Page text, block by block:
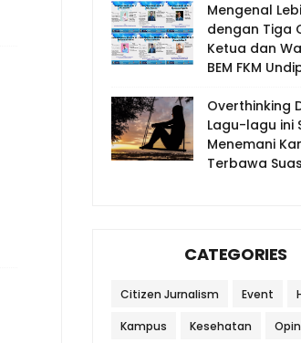
Mengenal
dengan Tiga
Ketua dan
BEM FKM
Overthinking
Lagu-lagu ini
Menemani
Terbawa
CATEGORIES
Citizen Jurnalism Event
Kampus Kesehatan